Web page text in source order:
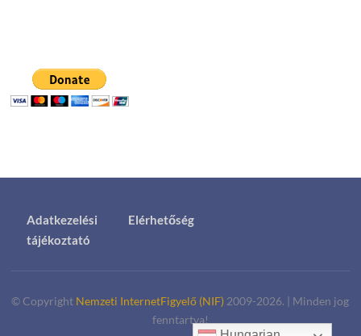
Adatkezelési
tájékoztató
Elérhetőség
© Copyright Nemzeti InternetFigyelő (NIF) 2009-2026. | Minden jog
fenntartva!